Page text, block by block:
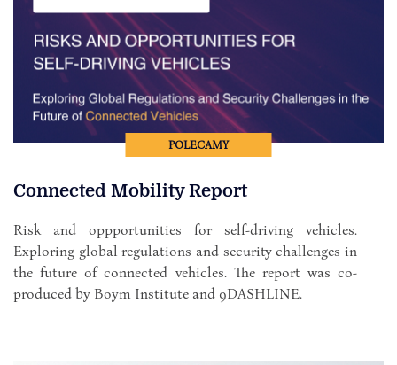
POLECAMY
Connected Mobility Report
Risk and oppportunities for self-driving vehicles.
Exploring global regulations and security challenges in
the future of connected vehicles. The report was co-
produced by Boym Institute and 9DASHLINE.